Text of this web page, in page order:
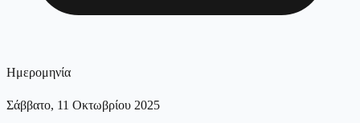
Ημερομηνία
Σάββατο, 11 Οκτωβρίου 2025